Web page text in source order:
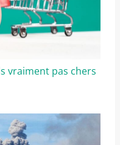
vraiment pas chers